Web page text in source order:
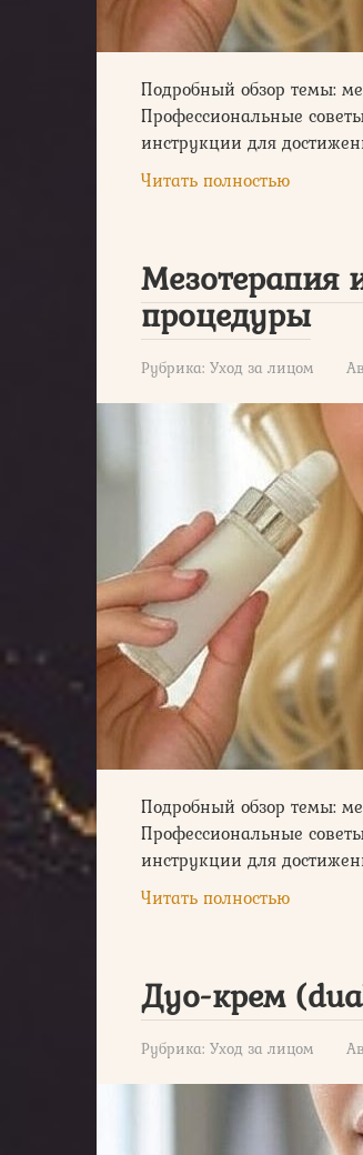
Подробный обзор темы:
Профессиональные
инструкции для
Читать полностью
Мезотерапия
процедуры
Рубрика: Уход за лицом
Подробный обзор темы:
Профессиональные
инструкции для
Читать полностью
Дуо-крем
Рубрика: Уход за лицом